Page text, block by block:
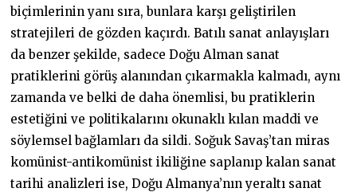
biçimlerinin yanı sıra, bunlara karşı geliştirilen
stratejileri de gözden kaçırdı. Batılı sanat anlayışları
da benzer şekilde, sadece Doğu Alman sanat
pratiklerini görüş alanından çıkarmakla kalmadı, aynı
zamanda ve belki de daha önemlisi, bu pratiklerin
estetiğini ve politikalarını okunaklı kılan maddi ve
söylemsel bağlamları da sildi. Soğuk Savaş’tan miras
komünist-antikomünist ikiliğine saplanıp kalan sanat
tarihi analizleri ise, Doğu Almanya’nın yeraltı sanat